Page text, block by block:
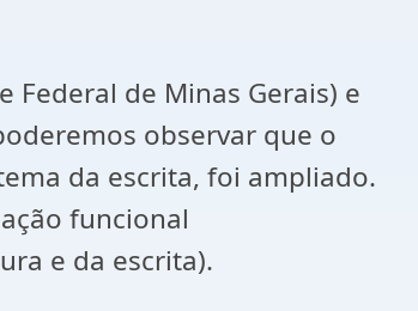
Federal de Minas Gerais) e
observar que o
da escrita, foi ampliado.
funcional
e da escrita).